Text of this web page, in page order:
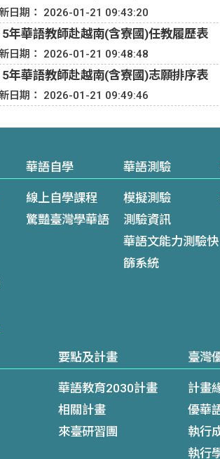
日期： 2026-01-21 09:43:20
年華語教師赴越南(含寮國)任教履歷表
日期： 2026-01-21 09:48:48
年華語教師赴越南(含寮國)志願排序表
日期： 2026-01-21 09:49:46
華語自學
線上自學課程
驚豔臺灣學華語
華語測驗
模擬測驗
測驗資訊
華語文能力測驗快
篩系統
要點及計畫
華語教育2030計畫
相關計畫
來臺研習團
臺灣
計畫
優華
執行
執行